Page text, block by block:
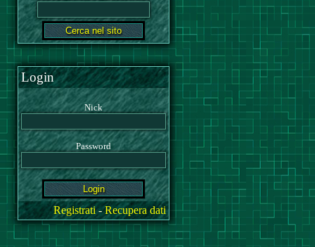
Login
Nick
Password
Registrati-Recupera dati